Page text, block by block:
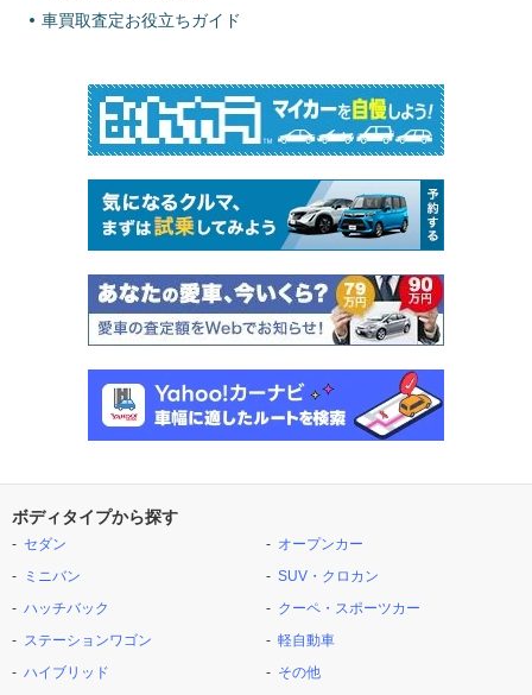
車買取査定お役立ちガイド
ボディタイプから探す
セダン
ミニバン
ハッチバック
ステーションワゴン
ハイブリッド
オープンカー
SUV・クロカン
クーペ・スポーツカー
軽自動車
その他